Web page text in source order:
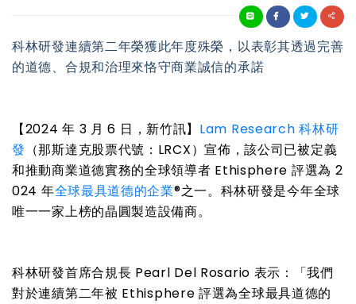
科林研發連續第二年榮獲此年度殊榮，以表彰其透過完善
的道德、合規和治理來恪守商業誠信的承諾
【2024年 3 月 6 日，新竹訊】 Lam Research 科林研
發 （那斯達克股票代號： LRCX）宣佈，該公司已被定義
和推動商業道德實務的全球領導者 Ethisphere 評選為 2
024 年全球最具道德的企業®之一。科林研發是今年全球
唯一一家上榜的晶圓製造設備商。
科林研發首席合規長 Pearl Del Rosario 表示：「我們
對於連續第二年被 Ethisphere評選為全球最具道德的